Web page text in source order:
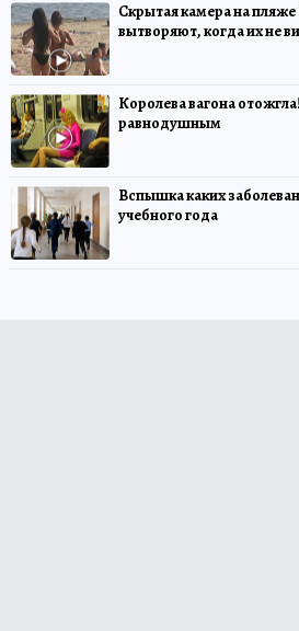
Скрытая камера на
вытворяют, когда их не
Королева вагона
равнодушным
Вспышка каких
учебного года